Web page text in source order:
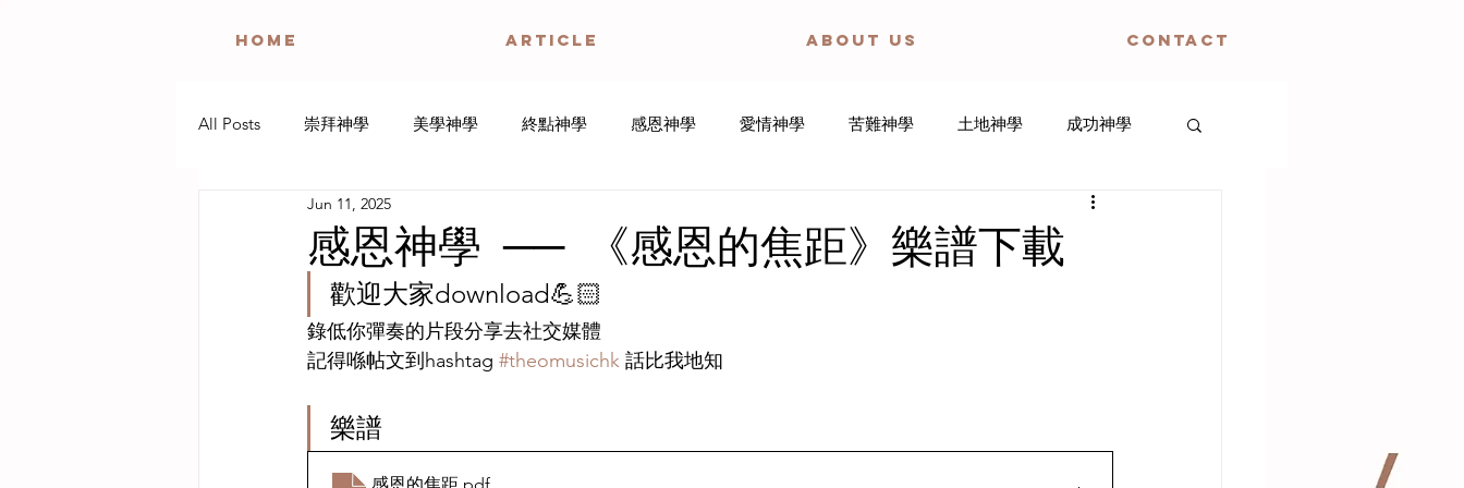
HOME ARTICLE ABOUT US CONTACT
All Posts 崇拜神學 美學神學 終點神學 感恩神學 愛情神學 苦難神學 土地神學 成功神學
聖餐神學
靈修神學 寧靜禱文 盼望神學
感恩神學 ── 《感恩的焦距》樂譜下載
Jun 11, 2025
歡迎大家download💪🏻
錄低你彈奏的片段分享去社交媒體
記得喺帖文到hashtag #theomusichk 話比我地知
樂譜
感恩的焦距 .pdf